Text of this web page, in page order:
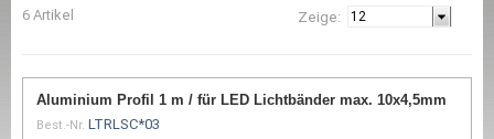
6 Artikel Zeige:
Aluminium Profil 1 m / für LED Lichtbänder max. 10x4,5mm
Best.-Nr. LTRLSC*03